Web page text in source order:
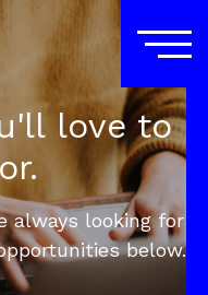
love to
always looking for
below.